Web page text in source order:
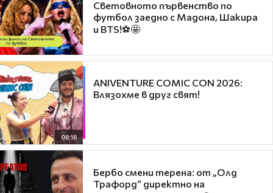
Световното първенство по
футбол заедно с Мадона, Шакира
и BTS!⚽🤩
08:16
ANIVENTURE COMIC CON 2026:
Влязохме в друг свят!
Бербо смени терена: от „Олд
Трафорд“ директно на